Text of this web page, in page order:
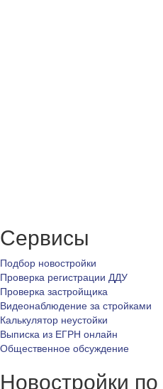
Сервисы
Подбор новостройки
Проверка регистрации ДДУ
Проверка застройщика
Видеонаблюдение за стройками
Калькулятор неустойки
Выписка из ЕГРН онлайн
Общественное обсуждение
Новостройки